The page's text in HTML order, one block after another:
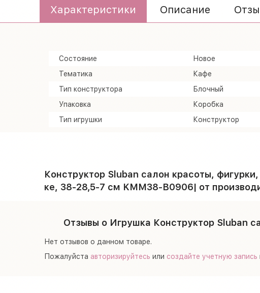
Характеристики Описание
Состояние
Новое
Тематика
Кафе
Тип конструктора
Блочный
Упаковка
Коробка
Тип игрушки
Конструктор
Конструктор Sluban салон красоты,
ке, 38-28,5-7 см KMM38-B0906| от
Отзывы о Игрушка Конструктор Sluban
Нет отзывов о данном товаре.
Пожалуйста авторизируйтесь или создайте учетную запись